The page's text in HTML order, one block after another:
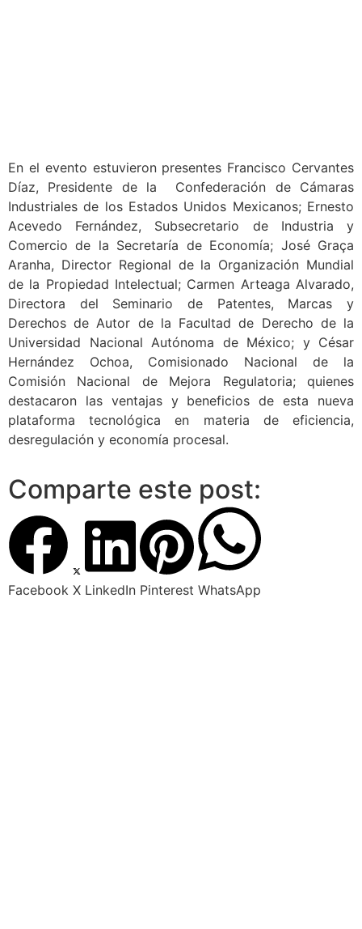
En el evento estuvieron presentes Francisco Cervantes
Díaz, Presidente de la Confederación de Cámaras
Industriales de los Estados Unidos Mexicanos; Ernesto
Acevedo Fernández, Subsecretario de Industria y
Comercio de la Secretaría de Economía; José Graça
Aranha, Director Regional de la Organización Mundial
de la Propiedad Intelectual; Carmen Arteaga Alvarado,
Directora del Seminario de Patentes, Marcas y
Derechos de Autor de la Facultad de Derecho de la
Universidad Nacional Autónoma de México; y César
Hernández Ochoa, Comisionado Nacional de la
Comisión Nacional de Mejora Regulatoria; quienes
destacaron las ventajas y beneficios de esta nueva
plataforma tecnológica en materia de eficiencia,
desregulación y economía procesal.
Comparte este post:
Facebook X LinkedIn Pinterest WhatsApp